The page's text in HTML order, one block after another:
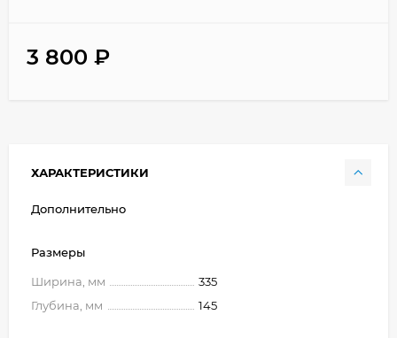
3 800 ₽
ХАРАКТЕРИСТИКИ
Дополнительно
Размеры
Ширина, мм
335
Глубина, мм
145